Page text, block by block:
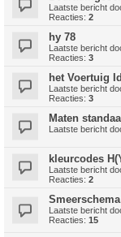
Laatste bericht
Reacties: 2
hy 78
Laatste bericht
Reacties: 3
het Voertuig
Laatste bericht
Reacties: 3
Maten
Laatste bericht
kleurcodes
Laatste bericht
Reacties: 2
Laatste bericht
Reacties: 15